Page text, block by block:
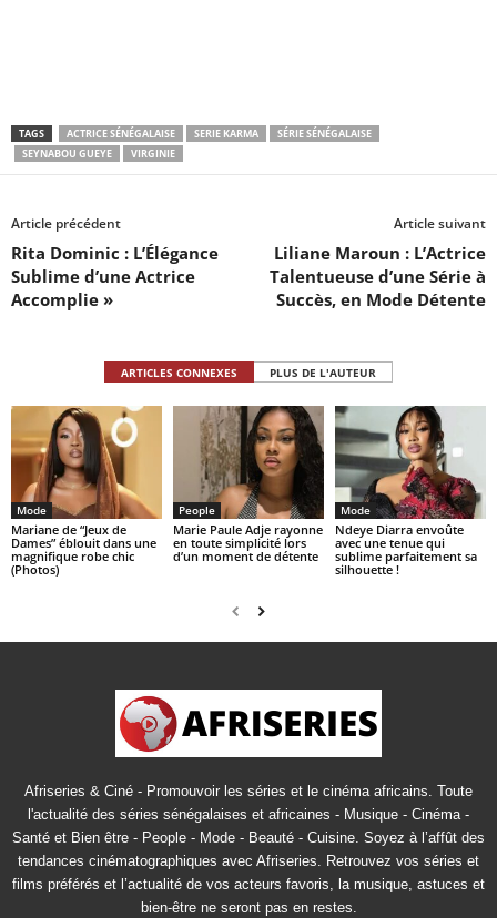
TAGS ACTRICE SÉNÉGALAISE SERIE KARMA
SÉRIE SÉNÉGALAISE
SEYNABOU GUEYE
VIRGINIE
Article précédent
Rita Dominic : L’Élégance
Sublime d’une Actrice
Accomplie »
Article suivant
Liliane Maroun : L’Actrice
Talentueuse d’une Série à
Succès, en Mode Détente
ARTICLES CONNEXES PLUS DE L'AUTEUR
Mode
Mariane de “Jeux de
Dames” éblouit dans une
magnifique robe chic
(Photos)
People
Marie Paule Adje rayonne
en toute simplicité lors
d’un moment de détente
Mode
Ndeye Diarra envoûte
avec une tenue qui
sublime parfaitement sa
silhouette !
Afriseries & Ciné - Promouvoir les séries et le cinéma africains. Toute
l'actualité des séries sénégalaises et africaines - Musique - Cinéma -
Santé et Bien être - People - Mode - Beauté - Cuisine. Soyez à l’affût des
tendances cinématographiques avec Afriseries. Retrouvez vos séries et
films préférés et l’actualité de vos acteurs favoris, la musique, astuces et
bien-être ne seront pas en restes.